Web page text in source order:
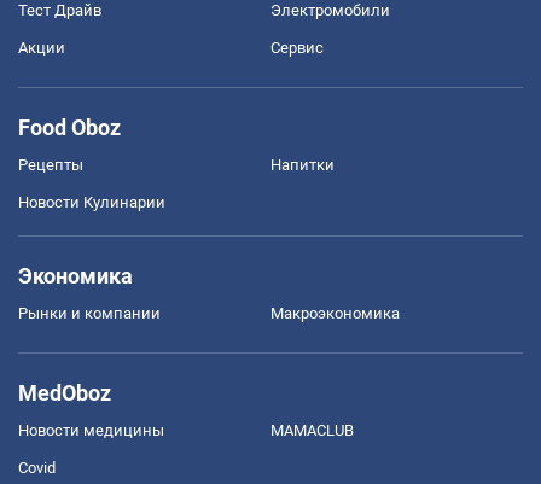
Тест Драйв Электромобили
Акции Сервис
Food Oboz
Рецепты Напитки
Новости Кулинарии
Экономика
Рынки и компании Mакроэкономика
MedOboz
Новости медицины MAMACLUB
Covid